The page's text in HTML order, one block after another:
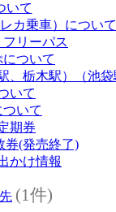
いて
乗車）につい
リーパス
ついて
栃木駅）（池袋
いて
いて
期券
券(発売終了)
かけ情報
(1件)